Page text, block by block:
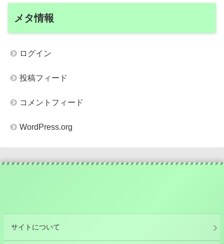
メタ情報
ログイン
投稿フィード
コメントフィード
WordPress.org
サイトについて